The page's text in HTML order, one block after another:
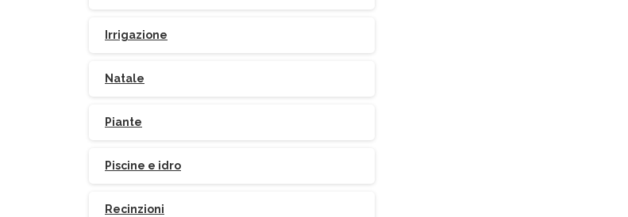
Irrigazione
Natale
Piante
Piscine e idro
Recinzioni